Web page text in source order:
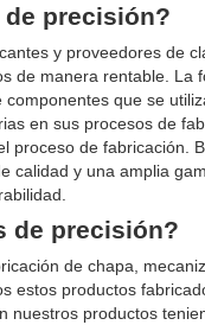
precisión?
y proveedores de
de manera rentable. La
que se
en sus procesos de
de fabricación.
calidad y una amplia
de precisión?
de chapa,
estos productos
nuestros productos